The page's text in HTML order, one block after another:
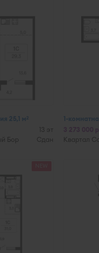
25,1 м2
13 эт
Бор
Сдан
1-
Квартал